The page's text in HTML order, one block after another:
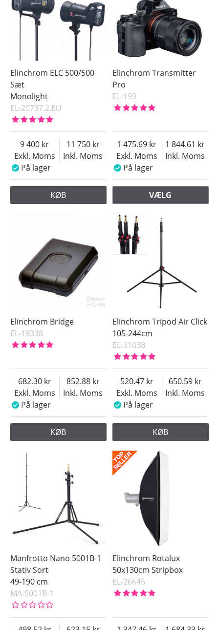
Elinchrom ELC 500/500
Sæt
Monolight
EL-20737.2.EU
Exkl. Moms
9 400
Inkl. Moms
11 750
På lager
KØB
Elinchrom Transmitter
Pro
EL-193
Exkl. Moms
1 475.69
Inkl. Moms
1 844.61
På lager
VÆLG
Elinchrom Bridge
EL-19338
Exkl. Moms
682.30
Inkl. Moms
852.88
På lager
KØB
Elinchrom Tripod Air Click
105-244cm
EL-31038
Exkl. Moms
520.47
Inkl. Moms
650.59
På lager
KØB
Manfrotto Nano 5001B-1
Stativ Sort
49-190 cm
MA-5001B-1
Elinchrom Rotalux
50x130cm Stripbox
EL-26645